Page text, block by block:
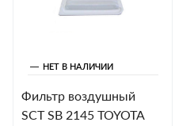
НЕТ В НАЛИЧИИ
Фильтр воздушный
SCT SB 2145 TOYOTA